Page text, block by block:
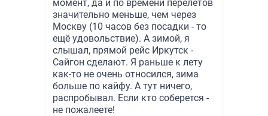
момент, да и по времени перелетов
значительно меньше, чем через
Москву (10 часов без посадки - то
ещё удовольствие). А зимой, я
слышал, прямой рейс Иркутск -
Сайгон сделают. Я раньше к лету
как-то не очень относился, зима
больше по кайфу. А тут ничего,
распробывал. Если кто соберется -
не пожалеете!